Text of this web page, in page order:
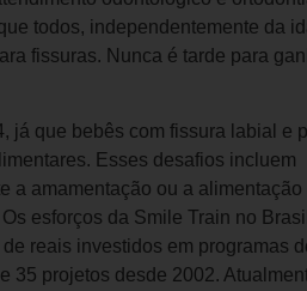
todos, independentemente da
fissuras. Nunca é tarde para
já que bebês com fissura labial e
Esses desafios incluem
a amamentação ou a alimentação
esforços da Smile Train no
reais investidos em programas
35 projetos desde 2002.